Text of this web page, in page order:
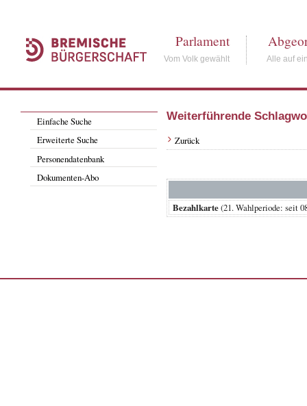
Parlament
Vom Volk gewählt Alle auf
Einfache Suche
Erweiterte Suche
Personendatenbank
Dokumenten-Abo
Weiterführende
Zurück
Bezahlkarte(21. Wahlperiode: